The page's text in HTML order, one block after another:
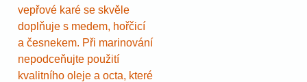
vepřové karé se skvěle
doplňuje s medem, hořčicí
a česnekem. Při marinování
nepodceňujte použití
kvalitního oleje a octa, které